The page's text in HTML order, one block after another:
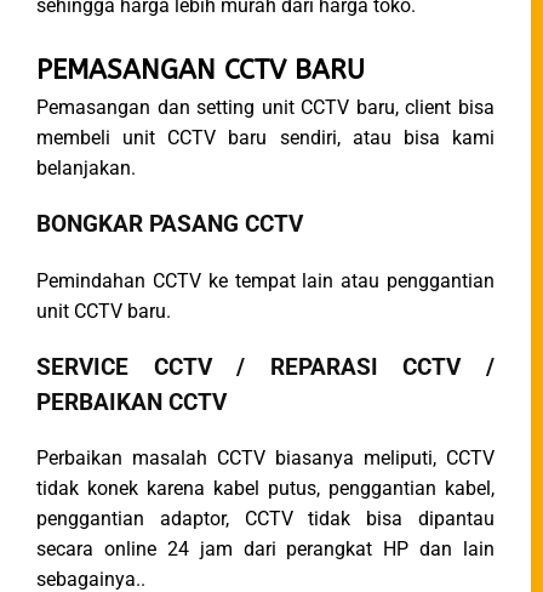
sehingga harga lebih murah dari harga toko.
PEMASANGAN CCTV BARU
Pemasangan dan setting unit CCTV baru, client bisa
membeli unit CCTV baru sendiri, atau bisa kami
belanjakan.
BONGKAR PASANG CCTV
Pemindahan CCTV ke tempat lain atau penggantian
unit CCTV baru.
SERVICE CCTV / REPARASI CCTV /
PERBAIKAN CCTV
Perbaikan masalah CCTV biasanya meliputi, CCTV
tidak konek karena kabel putus, penggantian kabel,
penggantian adaptor, CCTV tidak bisa dipantau
secara online 24 jam dari perangkat HP dan lain
sebagainya..